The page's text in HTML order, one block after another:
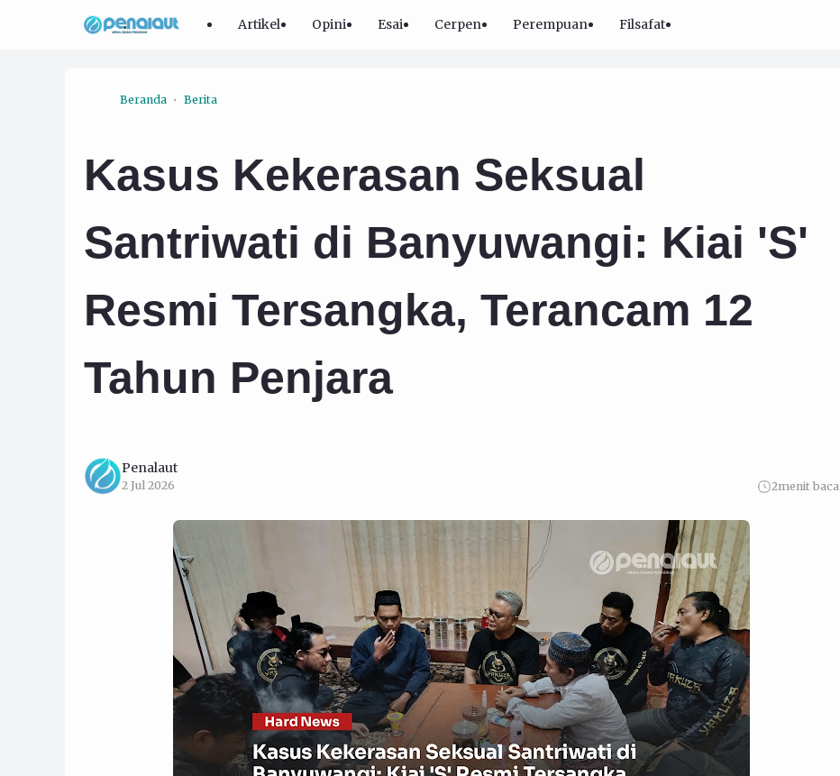
Artikel Opini Esai Cerpen Perempuan Filsafat
Beranda Berita
Kasus Kekerasan Seksual
Santriwati di Banyuwangi: Kiai 'S'
Resmi Tersangka, Terancam 12
Tahun Penjara
Penalaut
2 Jul 2026 2menit baca